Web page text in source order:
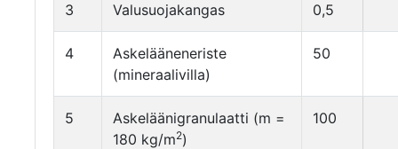
3 Valusuojakangas 0,5
4
Askelääneneriste
(mineraalivilla)
50
5
Askeläänigranulaatti (m =
180 kg/m2)
100